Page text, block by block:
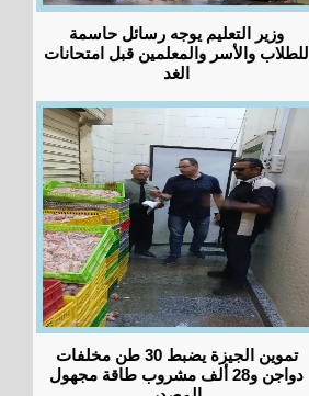
وزير التعليم يوجه رسائل حاسمة
للطلاب والأسر والمعلمين قبل امتحانات
الغد
تموين الجيزة يضبط 30 طن مخلفات
دواجن و28 ألف مشروب طاقة مجهول